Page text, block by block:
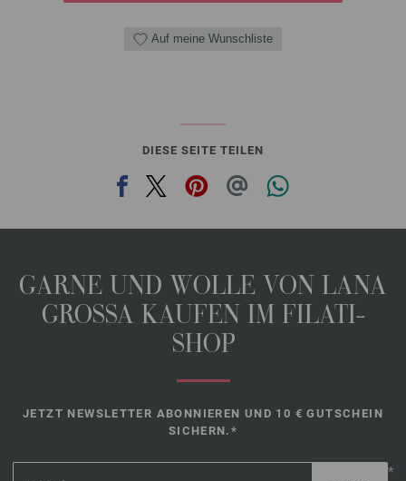
Auf meine Wunschliste
DIESE SEITE TEILEN
GARNE UND WOLLE VON LANA
GROSSA KAUFEN IM FILATI-
SHOP
JETZT NEWSLETTER ABONNIEREN UND 10 € GUTSCHEIN
SICHERN.*
*